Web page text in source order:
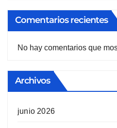
Comentarios recientes
No hay comentarios que
Archivos
junio 2026